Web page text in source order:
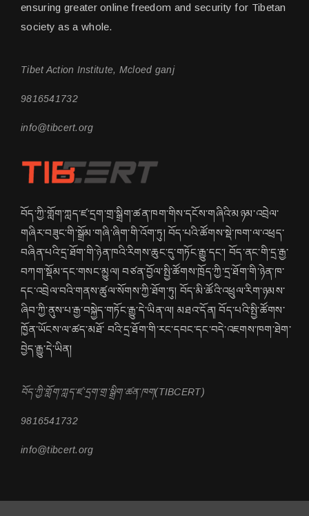
ensuring greater online freedom and security for Tibetan
society as a whole.
Tibet Action Institute, Mcloed ganj
9816541732
info@tibcert.org
བོད་ཀྱི་གློག་ཀླད་ཛ་དྲག་གྲ་སྒྲིག་ཚན་ཁག་གིས་དངོས་གཞིའི་མཉམ་འབྲེལ་
གཞིར་བཟུང་གི་སྒྲོམ་གཞི་ཞིག་གི་འོག་ཏུ། བོད་པའི་ཚོགས་སྡེ་ཁག་ལ་འཕྲད་
བཞིན་པའི་དྲ་ཐོག་གི་ཉེན་ཁའི་རིགས་ཆུང་དུ་གཏོང་རྒྱུ་དང་། བོད་ནང་གི་དྲ་རྒྱ་
བཀག་སྡོམ་དང་གསང་མྱུལ། བཙན་བྱོལ་སྤྱི་ཚོགས་ཁྲོད་ཀྱི་དྲ་ཐོག་གི་ཉེན་ཁ་
དང་འབྲེལ་བའི་གནས་ཚུལ་སོགས་ཀྱི་ཐོག་ཏུ། བོད་མི་ཚོའི་འཕྲུལ་རིག་ཉམས་
ཞིབ་ཀྱི་ནུས་པ་རྒྱ་བསྐྱེད་གཏོང་རྒྱུ་དེ་ཡིན་ལ། མཐའ་དོན། བོད་པའི་སྤྱི་ཚོགས་
ཁྱོན་ཡོངས་ལ་ཚད་མཐོ་ བའི་དྲ་ཐོག་གི་རང་དབང་དང་བདེ་འཇགས་ཁག་ཐེག་
བྱེད་རྒྱུ་དེ་ཡིན།
བོད་ཀྱི་གློག་ཀླད་ཛ་དྲག་གྲ་སྒྲིག་ཚན་ཁག(TIBCERT)
9816541732
info@tibcert.org